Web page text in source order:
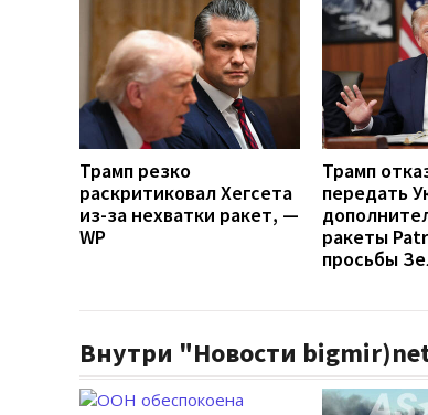
Трамп резко
раскритиковал Хегсета
из-за нехватки ракет, —
WP
Трамп
передать
ракеты
просьбы
Внутри "Новости